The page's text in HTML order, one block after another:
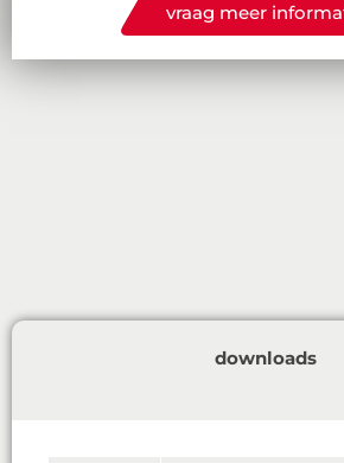
vraag meer
downloads